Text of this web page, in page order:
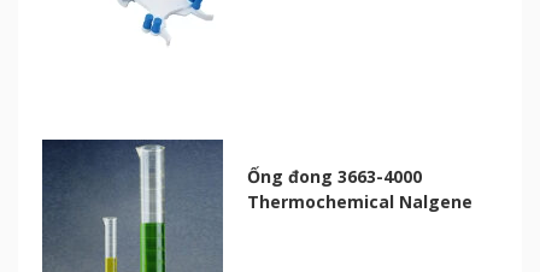
Ống đong 3663-4000
Thermochemical Nalgene